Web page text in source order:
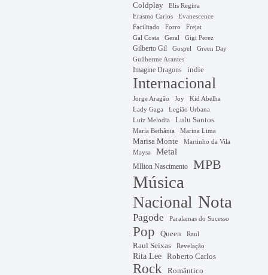
Coldplay
Elis Regina
Erasmo Carlos
Evanescence
Facilitado
Forro Frejat
Gal Costa Geral Gigi Perez
Gilberto Gil Gospel Green Day
Guilherme Arantes
Imagine Dragons indie
Internacional
Jorge Aragão Joy Kid Abelha
Lady Gaga
Legião Urbana
Luiz Melodia
Lulu Santos
Maria Bethânia Marina Lima
Marisa Monte
Martinho da Vila
Maysa
Metal
MIlton Nascimento MPB
Música
Nacional Nota
Pagode Paralamas do Sucesso
Pop Queen Raul
Raul Seixas Revelação
Rita Lee Roberto Carlos
Rock Romântico